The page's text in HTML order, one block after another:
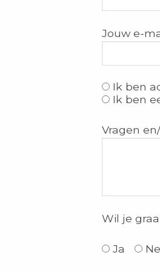
Jouw e-
Ik ben
Ik ben
Vragen
Wil je
Ja